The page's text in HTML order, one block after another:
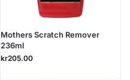
Mothers Scratch Remover
236ml
kr205.00